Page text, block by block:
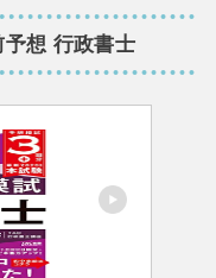
想 行政書士